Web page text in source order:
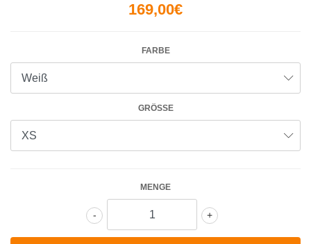
169,00€
FARBE
GRÖSSE
MENGE
+
-